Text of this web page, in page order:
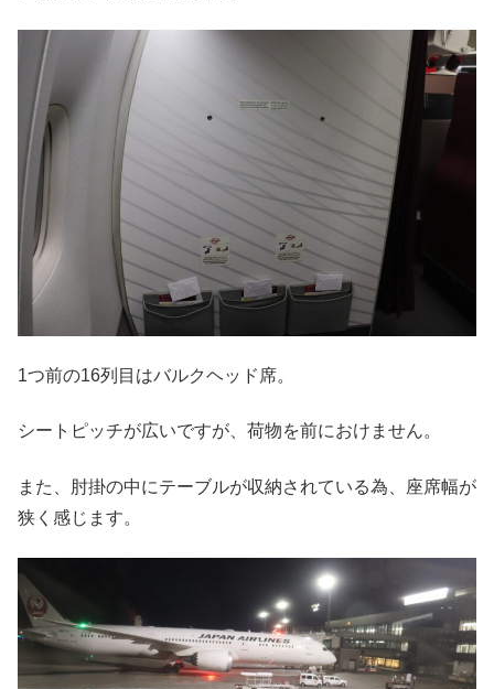
1つ前の16列目はバルクヘッド席。
シートピッチが広いですが、荷物を前におけません。
また、肘掛の中にテーブルが収納されている為、座席幅が
狭く感じます。